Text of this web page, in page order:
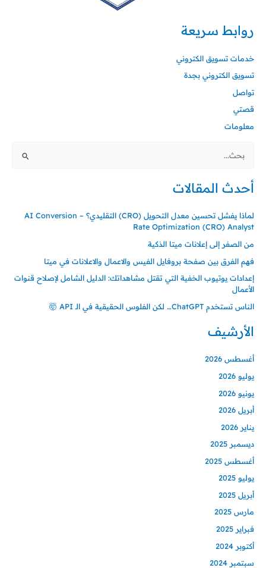
روابط سريعة
خدمات تسويق الكتروني
تسويق الكتروني بجدة
تواصل
قصتي
معلومات
البحث
أحدث المقالات
لماذا يفشل تحسين معدل التحويل (CRO) التقليدي؟ – AI Conversion
Rate Optimization (CRO) Analyst
من الصفر إلى إعلانات ميتا الذكية
فهم الفرق بين صفحة بروفايل الفيس والاعمال والاعلانات في ميتا
إعدادات يوتيوب الخفية التي تقتل مشاهداتك: الدليل الشامل لإصلاح قنوات
الأعمال
الناس تستخدم ChatGPT… لكن الفلوس الحقيقية في الـ API 🤯
الأرشيف
أغسطس 2026
يوليو 2026
يونيو 2026
أبريل 2026
يناير 2026
ديسمبر 2025
أغسطس 2025
يوليو 2025
أبريل 2025
مارس 2025
فبراير 2025
أكتوبر 2024
سبتمبر 2024